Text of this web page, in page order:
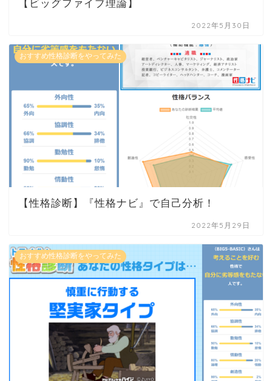
【ビッグファイブ理論】
2022年5月30日
おすすめ性格診断をやってみた
【性格診断】『性格ナビ』で自己分析！
2022年5月29日
おすすめ性格診断をやってみた